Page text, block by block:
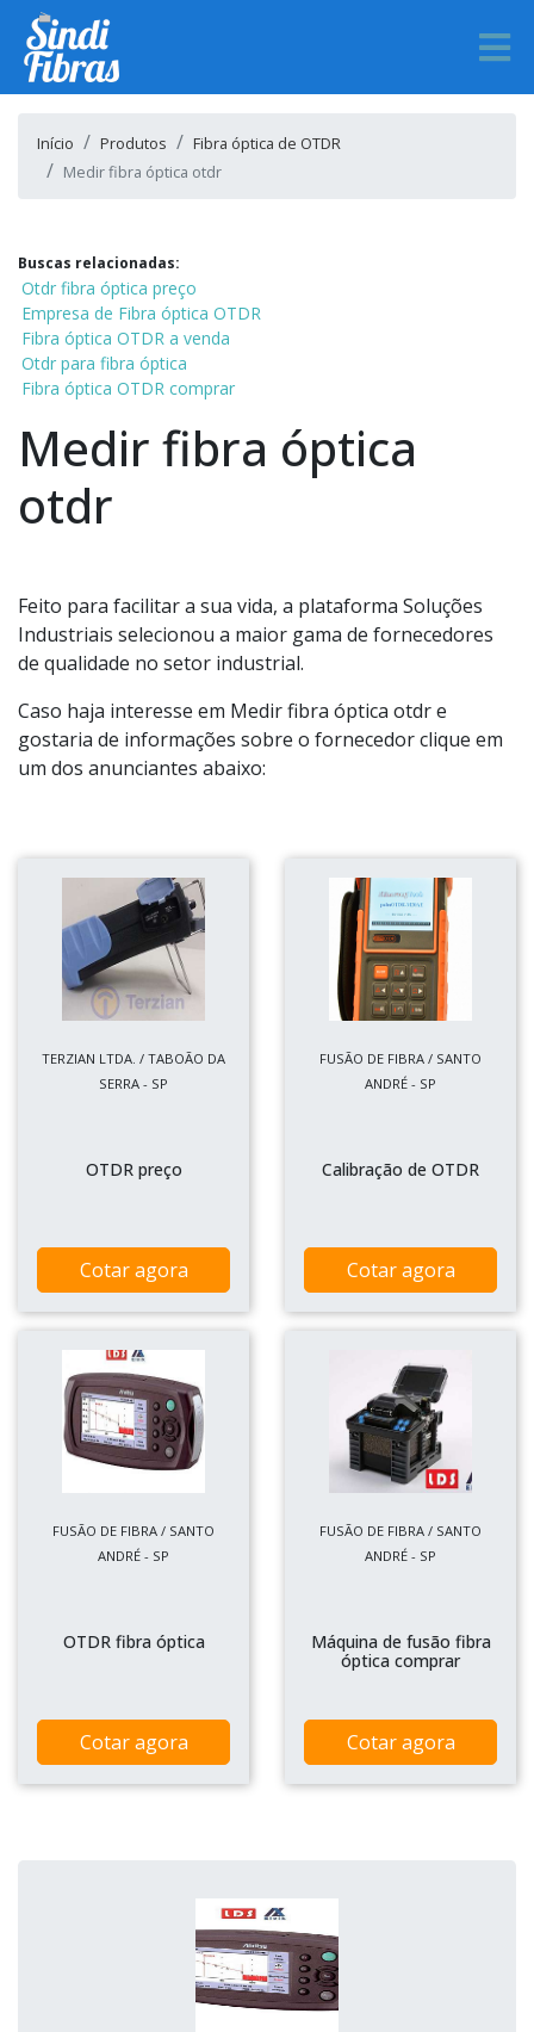
Início Produtos
Fibra óptica de OTDR
Medir fibra óptica otdr
Buscas relacionadas:
Otdr fibra óptica preço
Empresa de Fibra óptica OTDR
Fibra óptica OTDR a venda
Otdr para fibra óptica
Fibra óptica OTDR comprar
Medir fibra óptica
otdr
Feito para facilitar a sua vida, a plataforma Soluções
Industriais selecionou a maior gama de fornecedores
de qualidade no setor industrial.
Caso haja interesse em Medir fibra óptica otdr e
gostaria de informações sobre o fornecedor clique em
um dos anunciantes abaixo:
TERZIAN LTDA. / TABOÃO DA
SERRA - SP
OTDR preço
Cotar agora
FUSÃO DE FIBRA / SANTO
ANDRÉ - SP
Calibração de OTDR
Cotar agora
FUSÃO DE FIBRA / SANTO
ANDRÉ - SP
OTDR fibra óptica
Cotar agora
FUSÃO DE FIBRA / SANTO
ANDRÉ - SP
Máquina de fusão fibra
óptica comprar
Cotar agora